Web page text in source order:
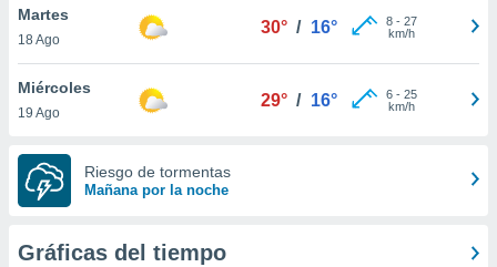
como
sitio
de
posible
traten tus
en
Para
su
Martes
18 Ago
30° / 16° 8- 27
km/h
Miércoles
19 Ago
29° / 16° 6- 25
km/h
Riesgo de tormentas
Mañana por la noche
Gráficas del tiempo